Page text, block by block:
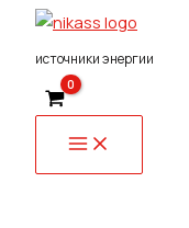
Перейти
содержимому
источники энергии